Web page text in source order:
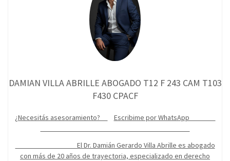
DAMIAN VILLA ABRILLE ABOGADO T12 F 243 CAM T103
F430 CPACF
¿Necesitás asesoramiento? Escribime por WhatsApp
El Dr. Damián Gerardo Villa Abrille es abogado
con más de 20 años de trayectoria, especializado en derecho